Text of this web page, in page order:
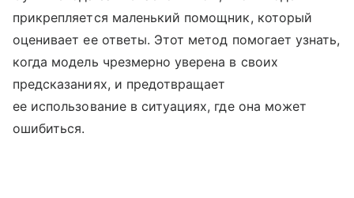
прикрепляется маленький помощник, который
оценивает ее ответы. Этот метод помогает узнать,
когда модель чрезмерно уверена в своих
предсказаниях, и предотвращает
ее использование в ситуациях, где она может
ошибиться.